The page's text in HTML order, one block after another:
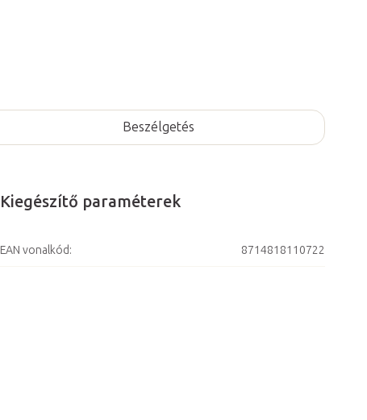
Beszélgetés
Kiegészítő paraméterek
EAN vonalkód: 8714818110722